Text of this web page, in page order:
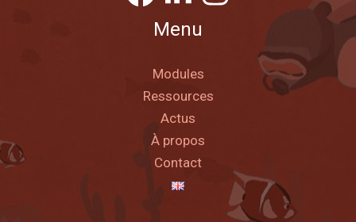
Menu
Modules
Ressources
Actus
À propos
Contact